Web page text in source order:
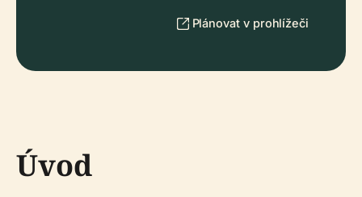
Plánovat v prohlížeči
Úvod